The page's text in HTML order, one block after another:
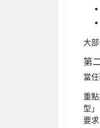
大
第
當
重
型
要